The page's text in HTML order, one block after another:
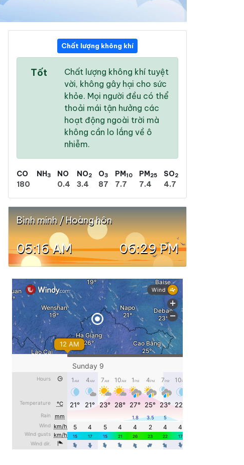
24 °/
100 %
26 °
/31 °
Chất lượng không khí
Tốt
Chất lượng không khí tuyệt
vời, không gây hại cho sức
khỏe. Mọi người đều có thể
thoải mái tận hưởng các
hoạt động ngoài trời mà
không cần lo lắng về ô
nhiễm.
CO
180
NH3
NO
0.4
NO2
3.4
O3
87
PM10
7.7
PM25
7.4
SO2
4.7
Bình minh / Hoàng hôn
05:16 AM 06:29 PM